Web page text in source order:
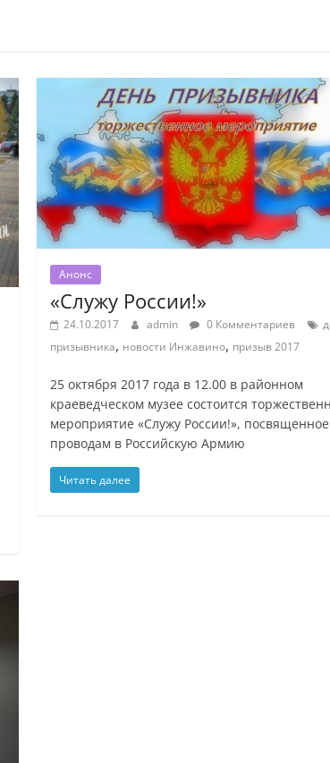
Анонс
«Служу России!»
24.10.2017 admin 0 Комментариев
призывника, новости Инжавино, призыв 2017
25 октября 2017 года в 12.00 в районном
краеведческом музее состоится
мероприятие «Служу России!», посвященное
проводам в Российскую Армию
Читать далее